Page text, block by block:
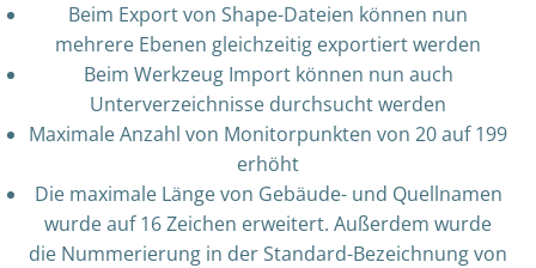
Beim Export von Shape-Dateien können nun
mehrere Ebenen gleichzeitig exportiert werden
Beim Werkzeug Import können nun auch
Unterverzeichnisse durchsucht werden
Maximale Anzahl von Monitorpunkten von 20 auf 199
erhöht
Die maximale Länge von Gebäude- und Quellnamen
wurde auf 16 Zeichen erweitert. Außerdem wurde
die Nummerierung in der Standard-Bezeichnung von